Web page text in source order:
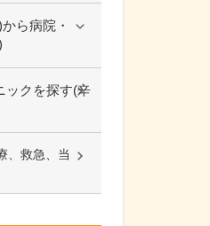
ら病院・
ックを探す(辛
、救急、当